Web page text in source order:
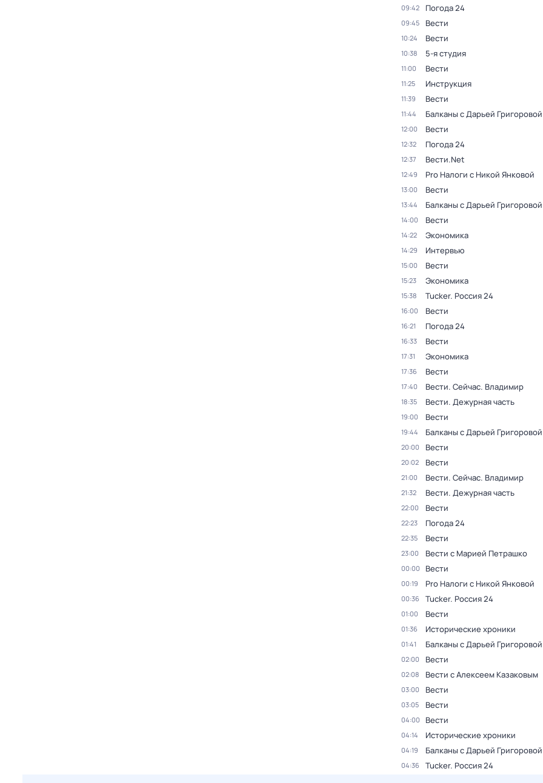
09:42 Погода 24
09:45 Вести
10:24 Вести
10:38 5-я студия
11:00 Вести
11:25 Инструкция
11:39 Вести
11:44 Балканы с Дарьей Григоровой
12:00 Вести
12:32 Погода 24
12:37 Вести.Net
12:49 Pro Налоги с Никой Янковой
13:00 Вести
13:44 Балканы с Дарьей Григоровой
14:00 Вести
14:22 Экономика
14:29 Интервью
15:00 Вести
15:23 Экономика
15:38 Tucker. Россия 24
16:00 Вести
16:21 Погода 24
16:33 Вести
17:31 Экономика
17:36 Вести
17:40 Вести. Сейчас. Владимир
18:35 Вести. Дежурная часть
19:00 Вести
19:44 Балканы с Дарьей Григоровой
20:00 Вести
20:02 Вести
21:00 Вести. Сейчас. Владимир
21:32 Вести. Дежурная часть
22:00 Вести
22:23 Погода 24
22:35 Вести
23:00 Вести с Марией Петрашко
00:00 Вести
00:19 Pro Налоги с Никой Янковой
00:36 Tucker. Россия 24
01:00 Вести
01:36 Исторические хроники
01:41 Балканы с Дарьей Григоровой
02:00 Вести
02:08 Вести с Алексеем Казаковым
03:00 Вести
03:05 Вести
04:00 Вести
04:14 Исторические хроники
04:19 Балканы с Дарьей Григоровой
04:36 Tucker. Россия 24